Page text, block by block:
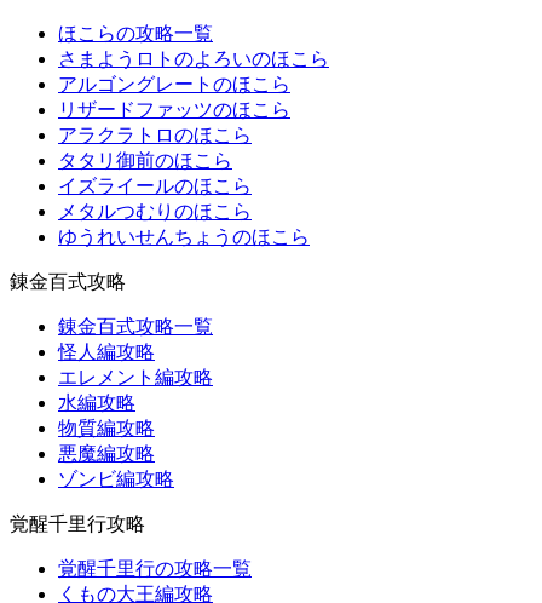
ほこらの攻略一覧
さまようロトのよろいのほこら
アルゴングレートのほこら
リザードファッツのほこら
アラクラトロのほこら
タタリ御前のほこら
イズライールのほこら
メタルつむりのほこら
ゆうれいせんちょうのほこら
錬金百式攻略
錬金百式攻略一覧
怪人編攻略
エレメント編攻略
水編攻略
物質編攻略
悪魔編攻略
ゾンビ編攻略
覚醒千里行攻略
覚醒千里行の攻略一覧
くもの大王編攻略